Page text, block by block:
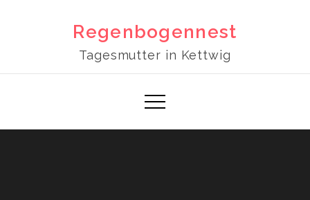
Regenbogennest
Tagesmutter in Kettwig